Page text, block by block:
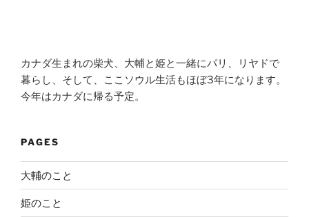
カナダ生まれの柴犬、大輔と姫と一緒にパリ、リヤドで
暮らし、そして、ここソウル生活もほぼ3年になります。
今年はカナダに帰る予定。
PAGES
大輔のこと
姫のこと